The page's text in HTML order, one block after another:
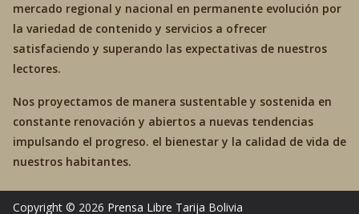
mercado regional y nacional en permanente evolución por
la variedad de contenido y servicios a ofrecer
satisfaciendo y superando las expectativas de nuestros
lectores.
Nos proyectamos de manera sustentable y sostenida en
constante renovación y abiertos a nuevas tendencias
impulsando el progreso. el bienestar y la calidad de vida de
nuestros habitantes.
Copyright © 2026 Prensa Libre Tarija Bolivia